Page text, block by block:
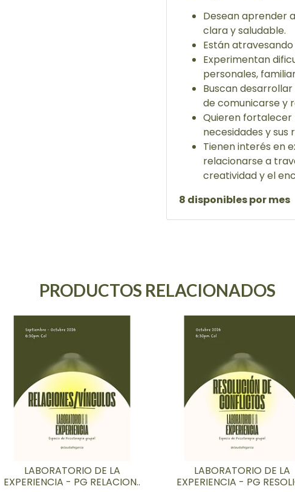
Desean aprender
clara y saludable.
Están
Experimentan
personales,
Buscan
de comunicarse y
Quieren fortalecer
necesidades y sus
Tienen interés en
relacionarse a
creatividad y el
8 disponibles por mes
PRODUCTOS RELACIONADOS
LABORATORIO DE LA
EXPERIENCIA - PG RELACION..
LABORATORIO DE LA
EXPERIENCIA - PG